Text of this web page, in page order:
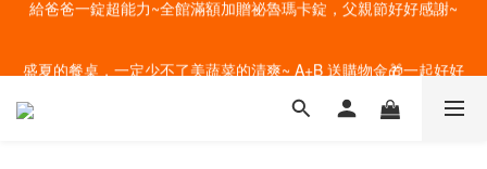
盛夏的餐桌，一定少不了美蔬菜的清爽~ A+B 送購物金🎁一起好好
盛夏的餐桌，一定少不了美蔬菜的清爽~ A+B 送購物金🎁一起好好
直送 4 度的清爽~全館任選多件加贈好禮，一鍵宅配到家！